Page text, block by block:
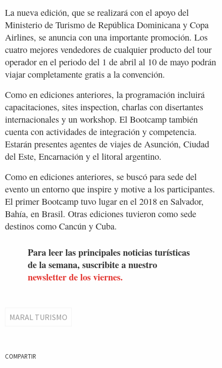
La nueva edición, que se realizará con el apoyo del
Ministerio de Turismo de República Dominicana y Copa
Airlines, se anuncia con una importante promoción. Los
cuatro mejores vendedores de cualquier producto del tour
operador en el periodo del 1 de abril al 10 de mayo podrán
viajar completamente gratis a la convención.
Como en ediciones anteriores, la programación incluirá
capacitaciones, sites inspection, charlas con disertantes
internacionales y un workshop. El Bootcamp también
cuenta con actividades de integración y competencia.
Estarán presentes agentes de viajes de Asunción, Ciudad
del Este, Encarnación y el litoral argentino.
Como en ediciones anteriores, se buscó para sede del
evento un entorno que inspire y motive a los participantes.
El primer Bootcamp tuvo lugar en el 2018 en Salvador,
Bahía, en Brasil. Otras ediciones tuvieron como sede
destinos como Cancún y Cuba.
Para leer las principales noticias turísticas
de la semana, suscribite a nuestro
newsletter de los viernes.
MARAL TURISMO
COMPARTIR